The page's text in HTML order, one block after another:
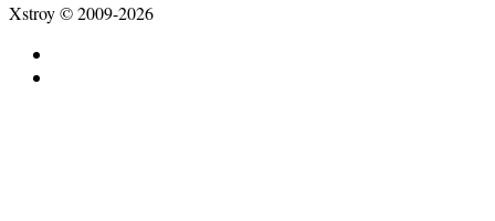
Xstroy © 2009-2026